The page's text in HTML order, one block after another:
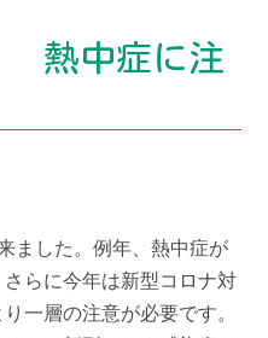
熱中症に注
ました。例年、熱中症が
らに今年は新型コロナ対
一層の注意が必要です。